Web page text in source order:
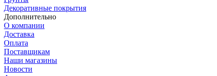
Декоративные покрытия
Дополнительно
О компании
Доставка
Оплата
Поставщикам
Наши магазины
Новости